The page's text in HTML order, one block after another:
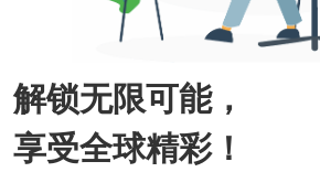
解锁无限可能，
享受全球精彩！